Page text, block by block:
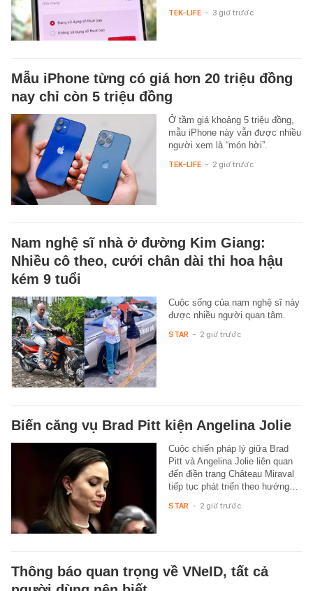
TEK-LIFE - 3 giờ trước
Mẫu iPhone từng có giá hơn 20 triệu đồng
nay chỉ còn 5 triệu đồng
Ở tầm giá khoảng 5 triệu đồng,
mẫu iPhone này vẫn được nhiều
người xem là “món hời”.
TEK-LIFE - 2 giờ trước
Nam nghệ sĩ nhà ở đường Kim Giang:
Nhiều cô theo, cưới chân dài thi hoa hậu
kém 9 tuổi
Cuộc sống của nam nghệ sĩ này
được nhiều người quan tâm.
STAR - 2 giờ trước
Biến căng vụ Brad Pitt kiện Angelina Jolie
Cuộc chiến pháp lý giữa Brad
Pitt và Angelina Jolie liên quan
đến điền trang Château Miraval
tiếp tục phát triển theo hướng…
STAR - 2 giờ trước
Thông báo quan trọng về VNeID, tất cả